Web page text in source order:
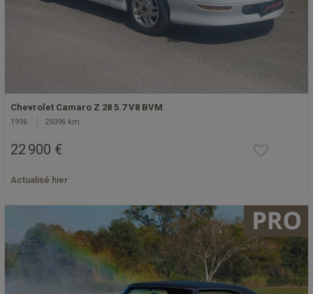
Chevrolet Camaro Z 28 5.7 V8 BVM
1996 25096 km
22 900 €
Actualisé hier